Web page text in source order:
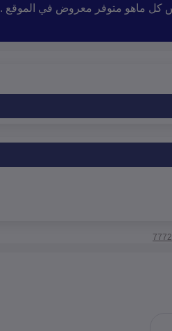
كل ماهو متوفر معروض في